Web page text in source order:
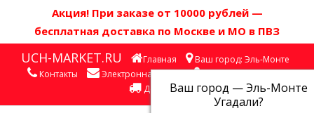
Акция! При заказе от 10000 рублей —
бесплатная доставка по Москве и МО в ПВЗ
UCH-MARKET.RU Главная Ваш город: Эль-Монте
Ваш город —Эль-Монте
Угадали?
Контакты Электронная почта
Личный кабинет
Доставка